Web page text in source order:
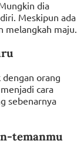
dia
Meskipun ada
melangkah maju.
orang
cara
sebenarnya
temanmu